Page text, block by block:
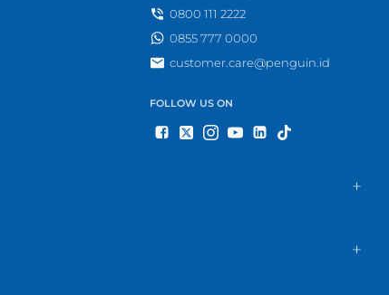
0800 111 2222
0855 777 0000
customer.care@penguin.id
FOLLOW US ON